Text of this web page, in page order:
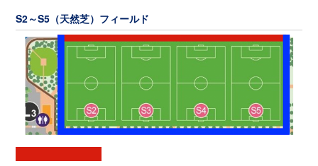
S2～S5（天然芝）フィールド